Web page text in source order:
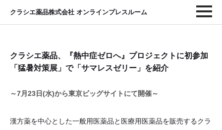
クラシエ薬品株式会社 オンラインプレスルーム
クラシエ薬品、『熱中症ゼロへ』プロジェクトに初参加
「猛暑対策展」で「サマレスゼリー」を紹介
～7月23日(水)から東京ビッグサイトにて開催～
漢方薬を中心とした一般用医薬品と医療用医薬品を販売するクラ